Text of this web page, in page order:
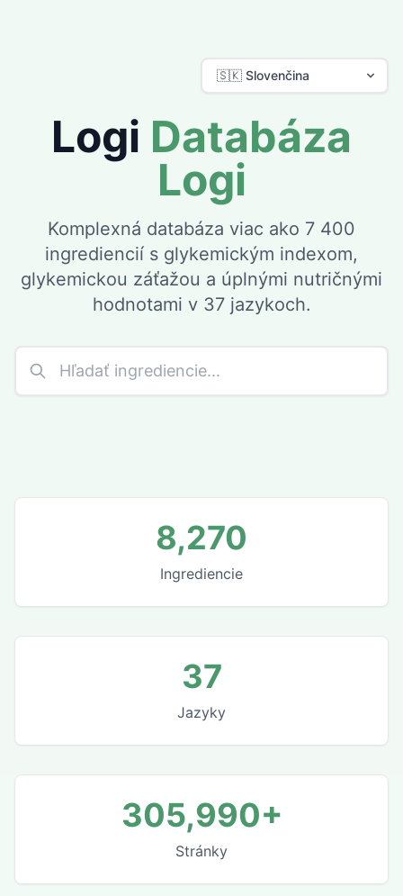
Logi Databáza
Logi
Komplexná databáza viac ako 7 400
ingrediencií s glykemickým indexom,
glykemickou záťažou a úplnými nutričnými
hodnotami v 37 jazykoch.
8,270
Ingrediencie
37
Jazyky
305,990+
Stránky